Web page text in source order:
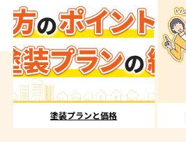
塗装プランと価格